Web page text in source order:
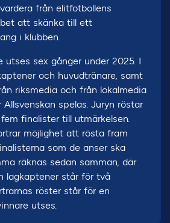
från elitfotbollens
att skänka till ett
i klubben.
utses sex gånger under 2025. I
och huvudtränare, samt
riksmedia och från lokalmedia
spelas. Juryn röstar
finalister till utmärkelsen.
möjlighet att rösta fram
som de anser ska
räknas sedan samman, där
lagkaptener står för två
röster står för en
utses.